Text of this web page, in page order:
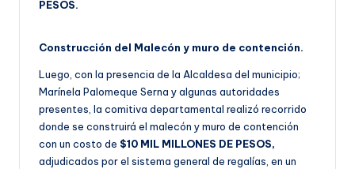
PESOS.
Construcción del Malecón y muro de contención.
Luego, con la presencia de la Alcaldesa del municipio;
Marínela Palomeque Serna y algunas autoridades
presentes, la comitiva departamental realizó recorrido
donde se construirá el malecón y muro de contención
con un costo de $10 MIL MILLONES DE PESOS,
adjudicados por el sistema general de regalías, en un